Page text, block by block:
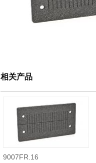
相关产品
9007FR.16